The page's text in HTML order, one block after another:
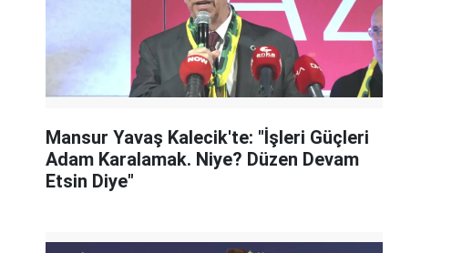
Mansur Yavaş Kalecik'te: "İşleri Güçleri
Adam Karalamak. Niye? Düzen Devam
Etsin Diye"